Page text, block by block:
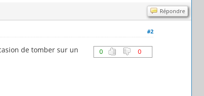
Répondre
#2
0 0
de tomber sur un